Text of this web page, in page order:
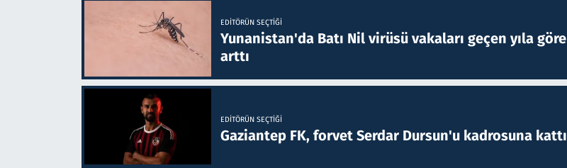
EDITÖRÜN SEÇTIĞI
Yunanistan'da Batı Nil virüsü vakaları geçen yıla göre
arttı
EDITÖRÜN SEÇTIĞI
Gaziantep FK, forvet Serdar Dursun'u kadrosuna kattı